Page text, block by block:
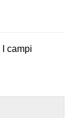
I campi